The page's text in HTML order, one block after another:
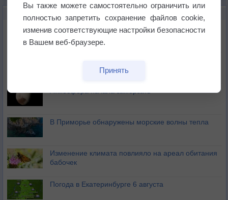
Космическая погода влияет на транспорт
Атмосфера начала замерзать
В Приморье обнаружены морские волны тепла
Изменение климата повлияло на ареал обитания
бабочек
Погода в Екатеринбурге 6 августа
Вы также можете самостоятельно ограничить или
полностью запретить сохранение файлов cookie,
изменив соответствующие настройки безопасности
в Вашем веб-браузере.
Принять